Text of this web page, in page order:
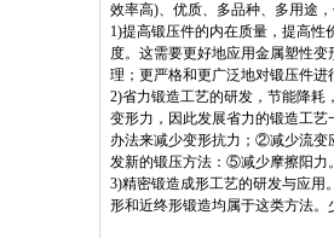
效率高)、优质、多品种、多用途
1)提高锻压件的内在质量，提高
度。这需要更好地应用金属塑性
理；更严格和更广泛地对锻压件进
2)省力锻造工艺的研发，节能降耗
变形力，因此发展省力的锻造工
办法来减少变形抗力；②减少流
发新的锻压方法：⑤减少摩擦阳力
3)精密锻造成形工艺的研发与应用
形和近终形锻造均属于这类方法